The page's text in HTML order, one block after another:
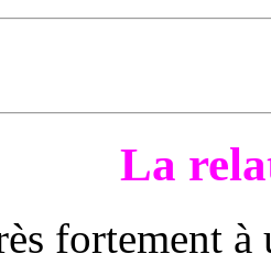
La
fortement